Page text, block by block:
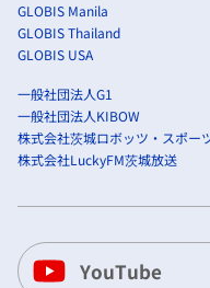
GLOBIS Manila
GLOBIS Thailand
GLOBIS USA
一般社団法人G1
一般社団法人KIBOW
株式会社茨城ロボッツ・スポー
株式会社LuckyFM茨城放送
YouTube